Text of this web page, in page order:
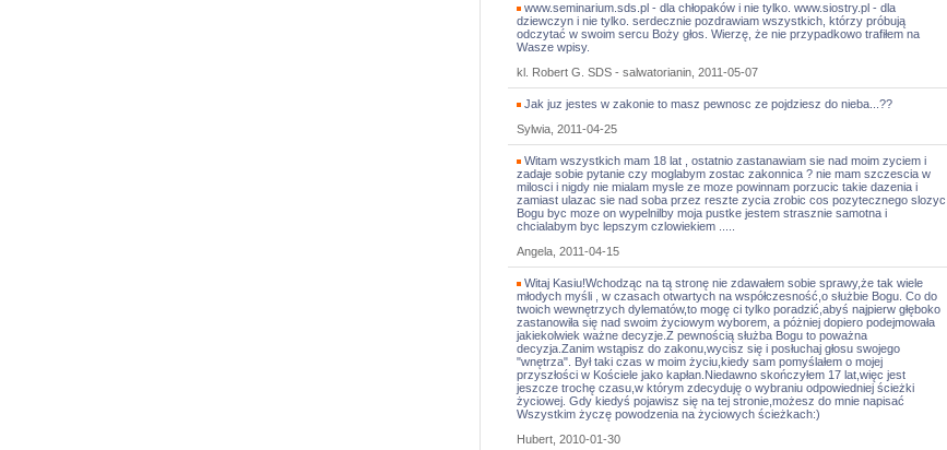
www.seminarium.sds.pl - dla chłopaków i nie tylko. www.siostry.pl - dla
dziewczyn i nie tylko. serdecznie pozdrawiam wszystkich, którzy próbują
odczytać w swoim sercu Boży głos. Wierzę, że nie przypadkowo trafiłem na
Wasze wpisy.
kl. Robert G. SDS - salwatorianin, 2011-05-07
Jak juz jestes w zakonie to masz pewnosc ze pojdziesz do nieba...??
Sylwia, 2011-04-25
Witam wszystkich mam 18 lat , ostatnio zastanawiam sie nad moim zyciem i
zadaje sobie pytanie czy moglabym zostac zakonnica ? nie mam szczescia w
milosci i nigdy nie mialam mysle ze moze powinnam porzucic takie dazenia i
zamiast ulazac sie nad soba przez reszte zycia zrobic cos pozytecznego slozyc
Bogu byc moze on wypelnilby moja pustke jestem strasznie samotna i
chcialabym byc lepszym czlowiekiem .....
Angela, 2011-04-15
Witaj Kasiu!Wchodząc na tą stronę nie zdawałem sobie sprawy,że tak wiele
młodych myśli , w czasach otwartych na współczesność,o służbie Bogu. Co do
twoich wewnętrzych dylematów,to mogę ci tylko poradzić,abyś najpierw głęboko
zastanowiła się nad swoim życiowym wyborem, a póżniej dopiero podejmowała
jakiekolwiek ważne decyzje.Z pewnością służba Bogu to poważna
decyzja.Zanim wstąpisz do zakonu,wycisz się i posłuchaj głosu swojego
"wnętrza". Był taki czas w moim życiu,kiedy sam pomyślałem o mojej
przyszłości w Kościele jako kapłan.Niedawno skończyłem 17 lat,więc jest
jeszcze trochę czasu,w którym zdecyduję o wybraniu odpowiedniej ścieżki
życiowej. Gdy kiedyś pojawisz się na tej stronie,możesz do mnie napisać
Wszystkim życzę powodzenia na życiowych ścieżkach:)
Hubert, 2010-01-30